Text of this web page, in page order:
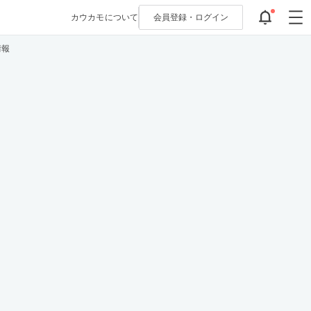
カウカモについて 会員登録・ ログイン